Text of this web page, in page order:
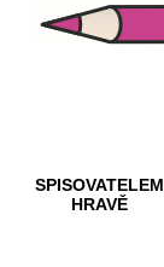
SPISOVATELEM
HRAVĚ